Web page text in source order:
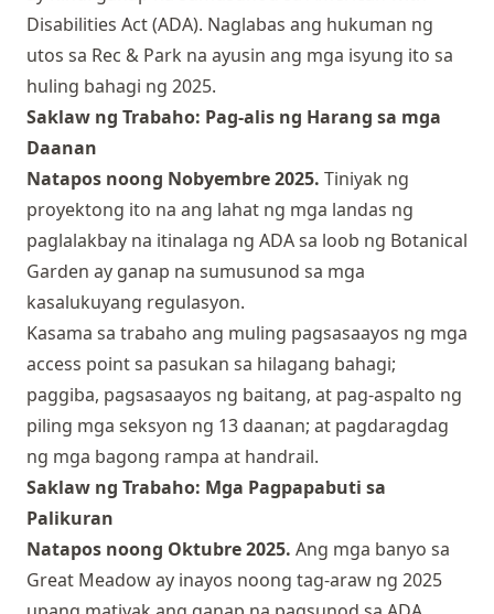
Disabilities Act (ADA). Naglabas ang hukuman ng
utos sa Rec & Park na ayusin ang mga isyung ito sa
huling bahagi ng 2025.
Saklaw ng Trabaho: Pag-alis ng Harang sa mga
Daanan
Natapos noong Nobyembre 2025. Tiniyak ng
proyektong ito na ang lahat ng mga landas ng
paglalakbay na itinalaga ng ADA sa loob ng Botanical
Garden ay ganap na sumusunod sa mga
kasalukuyang regulasyon.
Kasama sa trabaho ang muling pagsasaayos ng mga
access point sa pasukan sa hilagang bahagi;
paggiba, pagsasaayos ng baitang, at pag-aspalto ng
piling mga seksyon ng 13 daanan; at pagdaragdag
ng mga bagong rampa at handrail.
Saklaw ng Trabaho: Mga Pagpapabuti sa
Palikuran
Natapos noong Oktubre 2025. Ang mga banyo sa
Great Meadow ay inayos noong tag-araw ng 2025